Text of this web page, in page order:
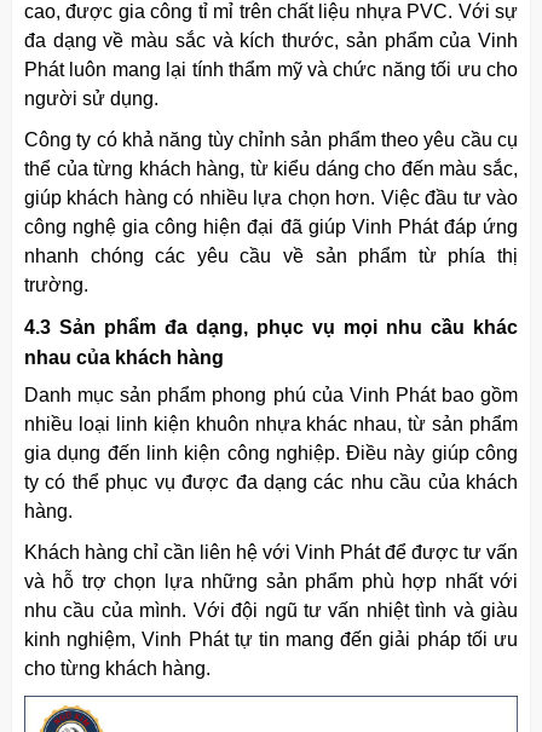
cao, được gia công tỉ mỉ trên chất liệu nhựa PVC. Với sự
đa dạng về màu sắc và kích thước, sản phẩm của Vinh
Phát luôn mang lại tính thẩm mỹ và chức năng tối ưu cho
người sử dụng.
Công ty có khả năng tùy chỉnh sản phẩm theo yêu cầu cụ
thể của từng khách hàng, từ kiểu dáng cho đến màu sắc,
giúp khách hàng có nhiều lựa chọn hơn. Việc đầu tư vào
công nghệ gia công hiện đại đã giúp Vinh Phát đáp ứng
nhanh chóng các yêu cầu về sản phẩm từ phía thị
trường.
4.3 Sản phẩm đa dạng, phục vụ mọi nhu cầu khác
nhau của khách hàng
Danh mục sản phẩm phong phú của Vinh Phát bao gồm
nhiều loại linh kiện khuôn nhựa khác nhau, từ sản phẩm
gia dụng đến linh kiện công nghiệp. Điều này giúp công
ty có thể phục vụ được đa dạng các nhu cầu của khách
hàng.
Khách hàng chỉ cần liên hệ với Vinh Phát để được tư vấn
và hỗ trợ chọn lựa những sản phẩm phù hợp nhất với
nhu cầu của mình. Với đội ngũ tư vấn nhiệt tình và giàu
kinh nghiệm, Vinh Phát tự tin mang đến giải pháp tối ưu
cho từng khách hàng.